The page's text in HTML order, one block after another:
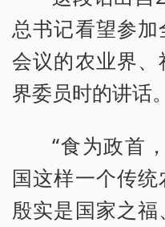
总书记看望参
会议的农业界
界委员时的讲话。
“食为政首
国这样一个传
殷实是国家之